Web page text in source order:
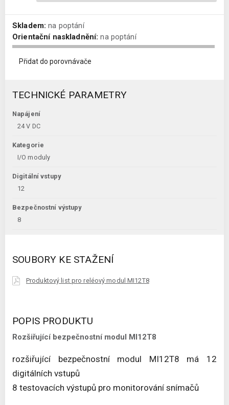
Skladem: na poptání
Orientační naskladnění: na poptání
Přidat do porovnávače
TECHNICKÉ PARAMETRY
Napájení
24 V DC
Kategorie
I/O moduly
Digitální vstupy
12
Bezpečnostní výstupy
8
SOUBORY KE STAŽENÍ
Produktový list pro reléový modul MI12T8
POPIS PRODUKTU
Rozšiřující bezpečnostní modul MI12T8
rozšiřující bezpečnostní modul MI12T8 má 12
digitálních vstupů
8 testovacích výstupů pro monitorování snímačů